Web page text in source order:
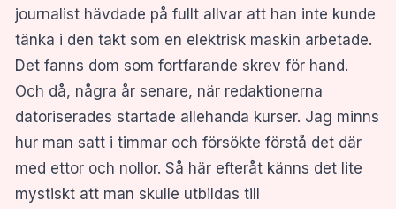
journalist hävdade på fullt allvar att han inte kunde
tänka i den takt som en elektrisk maskin arbetade.
Det fanns dom som fortfarande skrev för hand.
Och då, några år senare, när redaktionerna
datoriserades startade allehanda kurser. Jag minns
hur man satt i timmar och försökte förstå det där
med ettor och nollor. Så här efteråt känns det lite
mystiskt att man skulle utbildas till